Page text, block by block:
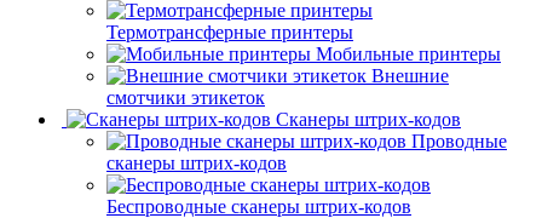
Термотрансферные принтеры
Мобильные принтеры
Внешние
смотчики этикеток
Сканеры штрих-кодов
Проводные
сканеры штрих-кодов
Беспроводные сканеры штрих-кодов